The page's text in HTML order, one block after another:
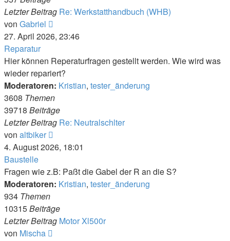
Letzter Beitrag Re: Werkstatthandbuch (WHB)
von Gabriel
Beitrag
27. April 2026, 23:46
Reparatur
Hier können Reperaturfragen gestellt werden. Wie wird was
wieder repariert?
Moderatoren: Kristian, tester_änderung
3608 Themen
39718 Beiträge
Letzter Beitrag Re: Neutralschlter
von altbiker
Beitrag
4. August 2026, 18:01
Baustelle
Fragen wie z.B: Paßt die Gabel der R an die S?
Moderatoren: Kristian, tester_änderung
934 Themen
10315Beiträge
Letzter Beitrag Motor Xl500r
von Mischa